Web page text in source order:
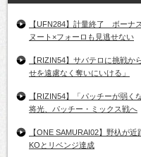
【UFN284】計量終了 ボーナ
ヌート×フォーロも見逃せない
【RIZIN54】サバテロに挑戦
せを遠慮なく奪いにいける」
【RIZIN54】「パッチーが弱
将光、パッチー・ミックス戦へ
【ONE SAMURAI02】野杁が
KOとリベンジ達成